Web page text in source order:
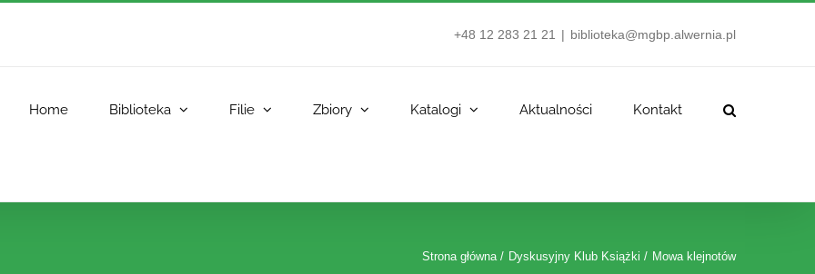
+48 12 283 21 21 | biblioteka@mgbp.alwernia.pl
Home Biblioteka Filie Zbiory Katalogi Aktualności Kontakt
Strona główna Dyskusyjny Klub Książki Mowa klejnotów